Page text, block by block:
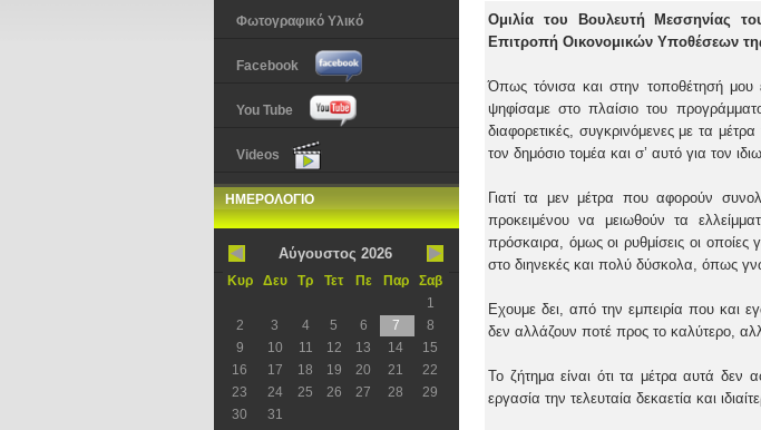
Φωτογραφικό Υλικό
Facebook
You Tube
Videos
ΗΜΕΡΟΛΟΓΙΟ
Αύγουστος 2026
Κυρ Δευ Τρ Τετ Πε Παρ
Σαβ
1
2
3 4 5 6 7
8
9
10 11 12 13 14
15
16
17 18 19 20 21
22
23
24 25 26 27 28
29
30
31
Ομιλία του Βουλευτή Μεσσηνίας
Επιτροπή Οικονομικών Υποθέσεων
Όπως τόνισα και στην τοποθέτησή μου
ψηφίσαμε στο πλαίσιο του
διαφορετικές, συγκρινόμενες με τα
τον δημόσιο τομέα και σ’ αυτό για τον
Γιατί τα μεν μέτρα που αφορούν
προκειμένου να μειωθούν τα
πρόσκαιρα, όμως οι ρυθμίσεις οι οποίες
στο διηνεκές και πολύ δύσκολα, όπως
Εχουμε δει, από την εμπειρία που και
δεν αλλάζουν ποτέ προς το καλύτερο,
Το ζήτημα είναι ότι τα μέτρα αυτά
εργασία την τελευταία δεκαετία και